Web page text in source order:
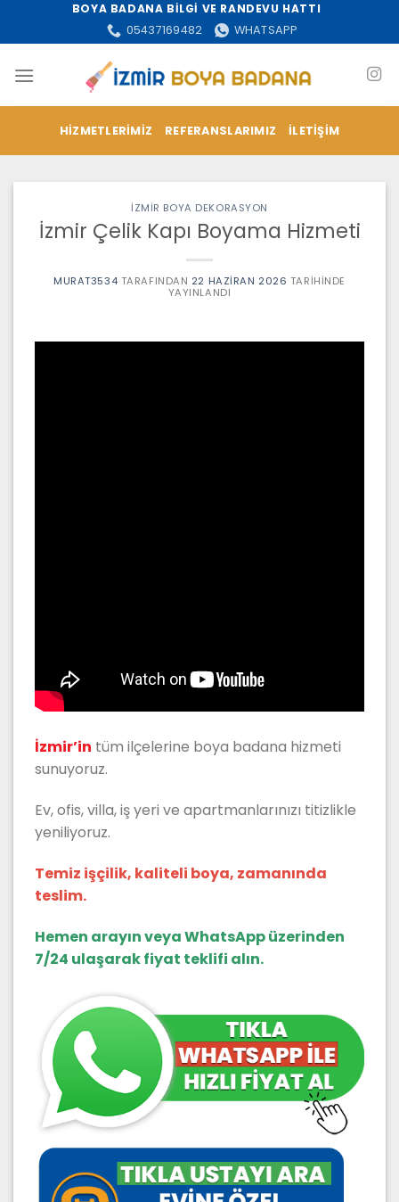
BOYA BADANA BİLGİ VE RANDEVU HATTI
05437169482
WHATSAPP
HIZMETLERIMIZ REFERANSLARIMIZ İLETIŞIM
İZMİR BOYA DEKORASYON
İzmir Çelik Kapı Boyama Hizmeti
MURAT3534 TARAFINDAN 22 HAZIRAN 2026 TARIHINDE
YAYINLANDI
İzmir’in tüm ilçelerine boya badana hizmeti
sunuyoruz.
Ev, ofis, villa, iş yeri ve apartmanlarınızı titizlikle
yeniliyoruz.
Temiz işçilik, kaliteli boya, zamanında
teslim.
Hemen arayın veya WhatsApp üzerinden
7/24 ulaşarak fiyat teklifi alın.